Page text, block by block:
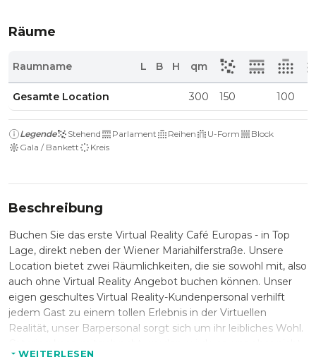
Räume
Raumname L B H qm
Gesamte Location 300 150 100
Legende Stehend Parlament Reihen U-Form
Block
Gala / Bankett
Kreis
Beschreibung
Buchen Sie das erste Virtual Reality Café Europas - in Top
Lage, direkt neben der Wiener Mariahilferstraße. Unsere
Location bietet zwei Räumlichkeiten, die sie sowohl mit, also
auch ohne Virtual Reality Angebot buchen können. Unser
eigen geschultes Virtual Reality-Kundenpersonal verhilft
jedem Gast zu einem tollen Erlebnis in der Virtuellen
Realität, unser Barpersonal sorgt sich um ihr leibliches Wohl.
angeboten.
WEITERLESEN